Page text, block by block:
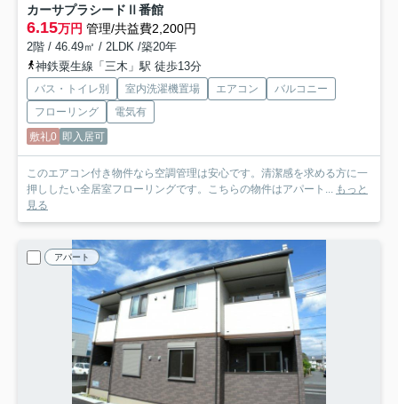
カーサプラシードⅡ番館
6.15万円 管理/共益費2,200円
2階 / 46.49㎡ / 2LDK /築20年
神鉄粟生線「三木」駅 徒歩13分
バス・トイレ別 室内洗濯機置場 エアコン
バルコニー
フローリング
電気有
敷礼0 即入居可
このエアコン付き物件なら空調管理は安心です。清潔感を求める方に一
押ししたい全居室フローリングです。こちらの物件はアパート...
もっと
見る
アパート